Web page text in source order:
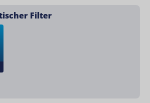
Filter